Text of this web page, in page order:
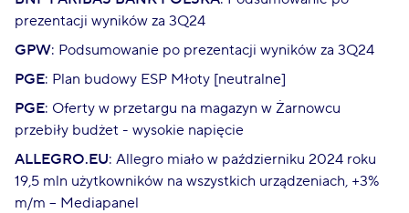
prezentacji wyników za 3Q24
GPW: Podsumowanie po prezentacji wyników za 3Q24
PGE: Plan budowy ESP Młoty [neutralne]
PGE: Oferty w przetargu na magazyn w Żarnowcu
przebiły budżet - wysokie napięcie
ALLEGRO.EU: Allegro miało w październiku 2024 roku
19,5 mln użytkowników na wszystkich urządzeniach, +3%
m/m – Mediapanel